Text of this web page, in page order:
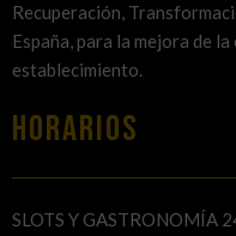
Recuperación,
España, para la mejora de
establecimiento.
HORARIOS
SLOTS Y GASTRONOMÍA